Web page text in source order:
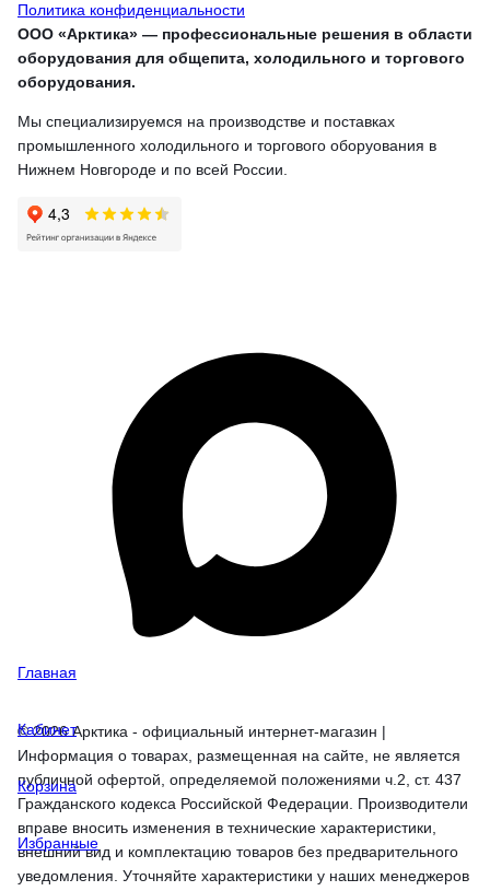
Политика конфиденциальности
ООО «Арктика» — профессиональные решения в области
оборудования для общепита, холодильного и торгового
оборудования.
Мы специализируемся на производстве и поставках
промышленного холодильного и торгового оборуования в
Нижнем Новгороде и по всей России.
© 2026 Арктика - официальный интернет-магазин |
Информация о товарах, размещенная на сайте, не является
публичной офертой, определяемой положениями ч.2, ст. 437
Гражданского кодекса Российской Федерации. Производители
вправе вносить изменения в технические характеристики,
внешний вид и комплектацию товаров без предварительного
уведомления. Уточняйте характеристики у наших менеджеров
Главная
Кабинет
Корзина
Избранные